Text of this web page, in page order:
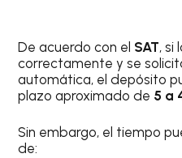
De acuerdo con el SAT, si
correctamente y se
automática, el depósito
plazo aproximado de 5 a
Sin embargo, el tiempo
de: